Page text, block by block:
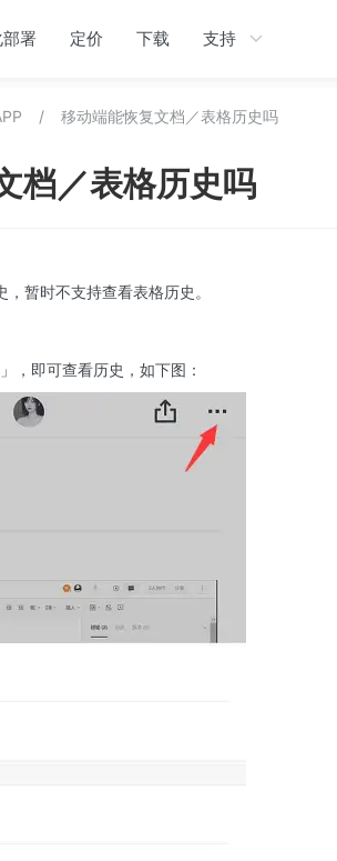
署 定价 下载 支持
/ 移动端能恢复文档／表格历史吗
档／表格历史吗
暂时不支持查看表格历史。
，即可查看历史，如下图：